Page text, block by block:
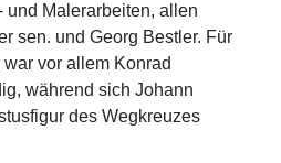
und Malerarbeiten, allen
sen. und Georg Bestler. Für
vor allem Konrad
während sich Johann
des Wegkreuzes